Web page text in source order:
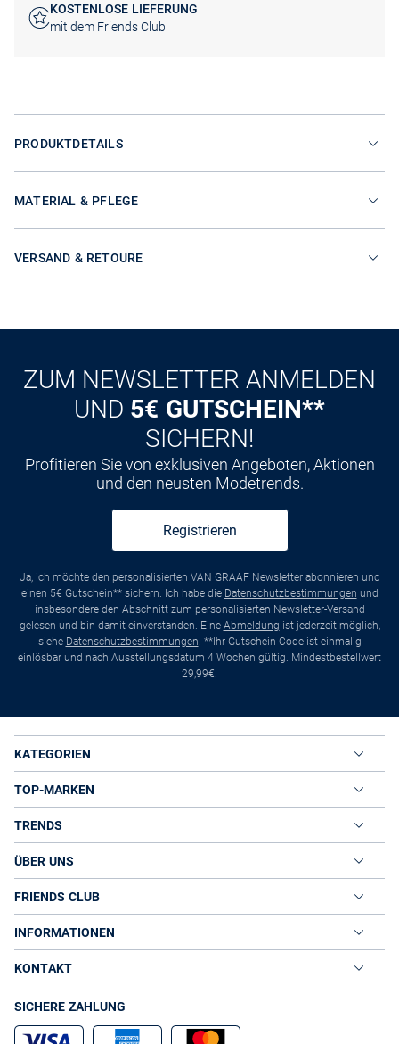
KOSTENLOSE LIEFERUNG
mit dem Friends Club
PRODUKTDETAILS
MATERIAL & PFLEGE
VERSAND & RETOURE
ZUM NEWSLETTER ANMELDEN
UND 5€ GUTSCHEIN**
SICHERN!
Profitieren Sie von exklusiven Angeboten, Aktionen
und den neusten Modetrends.
Registrieren
Ja, ich möchte den personalisierten VAN GRAAF Newsletter abonnieren und
einen 5€ Gutschein** sichern. Ich habe die Datenschutzbestimmungen und
insbesondere den Abschnitt zum personalisierten Newsletter-Versand
gelesen und bin damit einverstanden. Eine Abmeldung ist jederzeit möglich,
siehe Datenschutzbestimmungen. **Ihr Gutschein-Code ist einmalig
einlösbar und nach Ausstellungsdatum 4 Wochen gültig. Mindestbestellwert
29,99€.
KATEGORIEN
TOP-MARKEN
TRENDS
ÜBER UNS
FRIENDS CLUB
INFORMATIONEN
KONTAKT
SICHERE ZAHLUNG